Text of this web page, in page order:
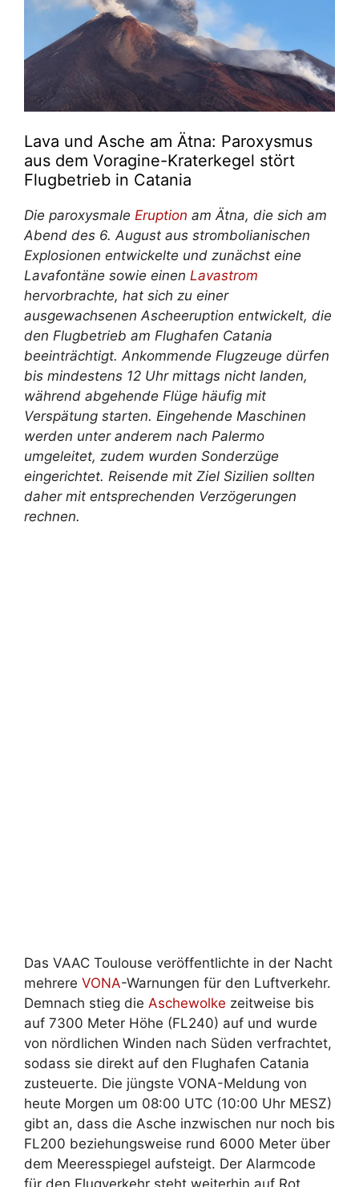
Lava und Asche am Ätna: Paroxysmus
aus dem Voragine-Kraterkegel stört
Flugbetrieb in Catania
Die paroxysmale Eruption am Ätna, die sich am
Abend des 6. August aus strombolianischen
Explosionen entwickelte und zunächst eine
Lavafontäne sowie einen Lavastrom
hervorbrachte, hat sich zu einer
ausgewachsenen Ascheeruption entwickelt, die
den Flugbetrieb am Flughafen Catania
beeinträchtigt. Ankommende Flugzeuge dürfen
bis mindestens 12 Uhr mittags nicht landen,
während abgehende Flüge häufig mit
Verspätung starten. Eingehende Maschinen
werden unter anderem nach Palermo
umgeleitet, zudem wurden Sonderzüge
eingerichtet. Reisende mit Ziel Sizilien sollten
daher mit entsprechenden Verzögerungen
rechnen.
Das VAAC Toulouse veröffentlichte in der Nacht
mehrere VONA-Warnungen für den Luftverkehr.
Demnach stieg die Aschewolke zeitweise bis
auf 7300 Meter Höhe (FL240) auf und wurde
von nördlichen Winden nach Süden verfrachtet,
sodass sie direkt auf den Flughafen Catania
zusteuerte. Die jüngste VONA-Meldung von
heute Morgen um 08:00 UTC (10:00 Uhr MESZ)
gibt an, dass die Asche inzwischen nur noch bis
FL200 beziehungsweise rund 6000 Meter über
dem Meeresspiegel aufsteigt. Der Alarmcode